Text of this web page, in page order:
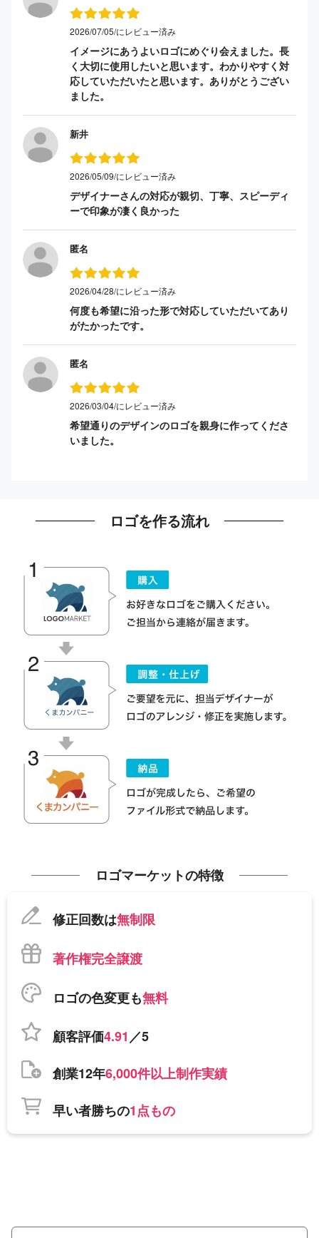
2026/07/05/にレビュー済み
イメージにあうよいロゴにめぐり会えました。長
く大切に使用したいと思います。わかりやすく対
応していただいたと思います。ありがとうござい
ました。
新井
2026/05/09/にレビュー済み
デザイナーさんの対応が親切、丁寧、スピーディ
ーで印象が凄く良かった
匿名
2026/04/28/にレビュー済み
何度も希望に沿った形で対応していただいてあり
がたかったです。
匿名
2026/03/04/にレビュー済み
希望通りのデザインのロゴを親身に作ってくださ
いました。
ロゴを作る流れ
ロゴマーケットの特徴
修正回数は無制限
著作権完全譲渡
ロゴの色変更も無料
顧客評価4.91／5
創業12年6,000件以上制作実績
早い者勝ちの1点もの